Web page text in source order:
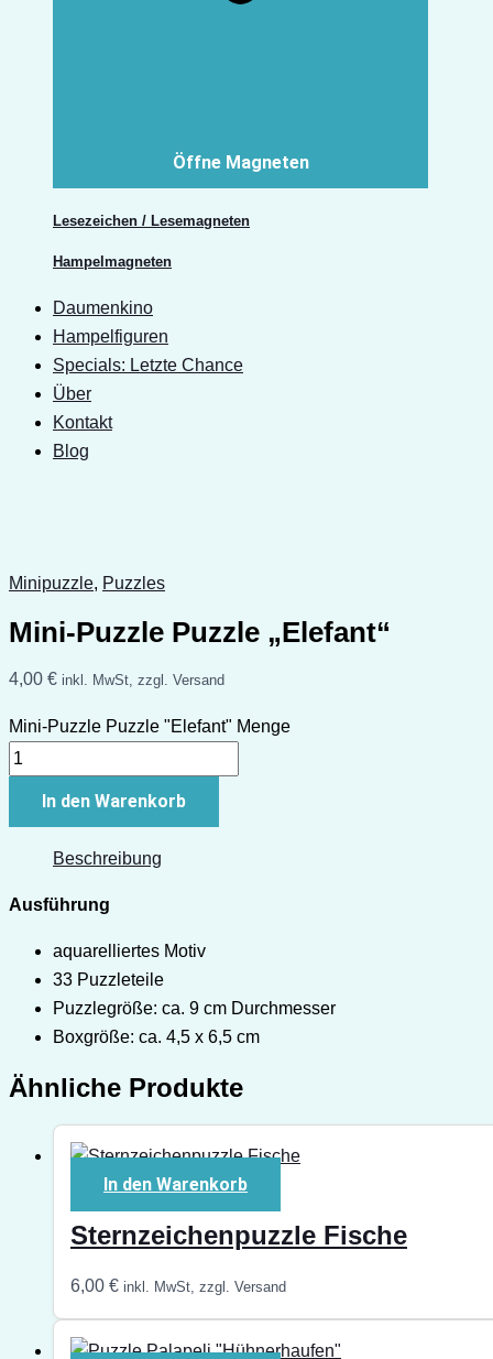
Öffne Magneten
Lesezeichen / Lesemagneten
Hampelmagneten
Daumenkino
Hampelfiguren
Specials: Letzte Chance
Über
Kontakt
Blog
Minipuzzle, Puzzles
Mini-Puzzle Puzzle „Elefant“
4,00 € inkl. MwSt, zzgl. Versand
Mini-Puzzle Puzzle "Elefant" Menge
In den Warenkorb
Beschreibung
Ausführung
aquarelliertes Motiv
33 Puzzleteile
Puzzlegröße: ca. 9 cm Durchmesser
Boxgröße: ca. 4,5 x 6,5 cm
Ähnliche Produkte
In den Warenkorb
Sternzeichenpuzzle Fische
6,00 € inkl. MwSt, zzgl. Versand